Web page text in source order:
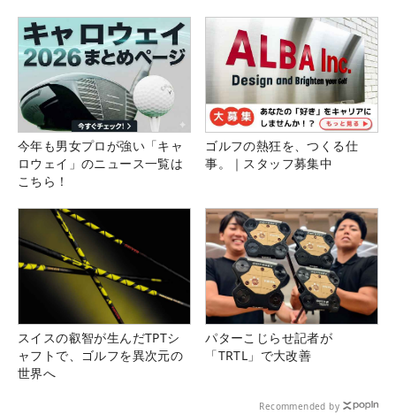
今年も男女プロが強い「キャ
ロウェイ」のニュース一覧は
こちら！
ゴルフの熱狂を、つくる仕
事。｜スタッフ募集中
スイスの叡智が生んだTPTシ
ャフトで、ゴルフを異次元の
世界へ
パターこじらせ記者が
「TRTL」で大改善
Recommended by